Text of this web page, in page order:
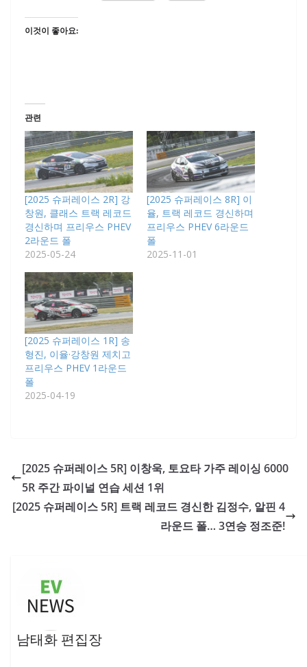
이것이 좋아요:
관련
[2025 슈퍼레이스 2R] 강
창원, 클래스 트랙 레코드
경신하며 프리우스 PHEV
2라운드 폴
2025-05-24
[2025 슈퍼레이스 8R] 이
율, 트랙 레코드 경신하며
프리우스 PHEV 6라운드
폴
2025-11-01
[2025 슈퍼레이스 1R] 송
형진, 이율·강창원 제치고
프리우스 PHEV 1라운드
폴
2025-04-19
[2025 슈퍼레이스 5R] 이창욱, 토요타 가주 레이싱 6000
5R 주간 파이널 연습 세션 1위
[2025 슈퍼레이스 5R] 트랙 레코드 경신한 김정수, 알핀 4
라운드 폴… 3연승 정조준!
남태화 편집장